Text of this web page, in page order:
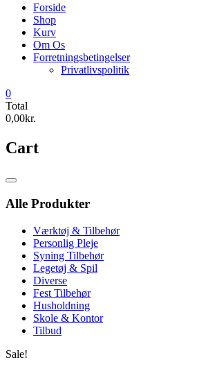
Forside
Shop
Kurv
Om Os
Forretningsbetingelser
Privatlivspolitik
0
Total
0,00kr.
Cart
Catalog
Alle Produkter
Værktøj & Tilbehør
Personlig Pleje
Syning Tilbehør
Legetøj & Spil
Diverse
Fest Tilbehør
Husholdning
Skole & Kontor
Tilbud
Sale!